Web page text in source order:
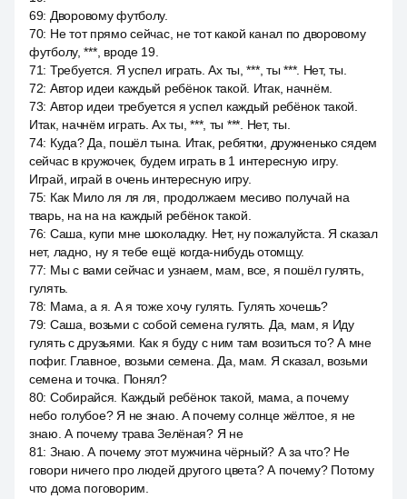
69: Дворовому футболу.
70: Не тот прямо сейчас, не тот какой канал по дворовому
футболу, ***, вроде 19.
71: Требуется. Я успел играть. Ах ты, ***, ты ***. Нет, ты.
72: Автор идеи каждый ребёнок такой. Итак, начнём.
73: Автор идеи требуется я успел каждый ребёнок такой.
Итак, начнём играть. Ах ты, ***, ты ***. Нет, ты.
74: Куда? Да, пошёл тына. Итак, ребятки, дружненько сядем
сейчас в кружочек, будем играть в 1 интересную игру.
Играй, играй в очень интересную игру.
75: Как Мило ля ля ля, продолжаем месиво получай на
тварь, на на на каждый ребёнок такой.
76: Саша, купи мне шоколадку. Нет, ну пожалуйста. Я сказал
нет, ладно, ну я тебе ещё когда-нибудь отомщу.
77: Мы с вами сейчас и узнаем, мам, все, я пошёл гулять,
гулять.
78: Мама, а я. А я тоже хочу гулять. Гулять хочешь?
79: Саша, возьми с собой семена гулять. Да, мам, я Иду
гулять с друзьями. Как я буду с ним там возиться то? А мне
пофиг. Главное, возьми семена. Да, мам. Я сказал, возьми
семена и точка. Понял?
80: Собирайся. Каждый ребёнок такой, мама, а почему
небо голубое? Я не знаю. А почему солнце жёлтое, я не
знаю. А почему трава Зелёная? Я не
81: Знаю. А почему этот мужчина чёрный? А за что? Не
говори ничего про людей другого цвета? А почему? Потому
что дома поговорим.